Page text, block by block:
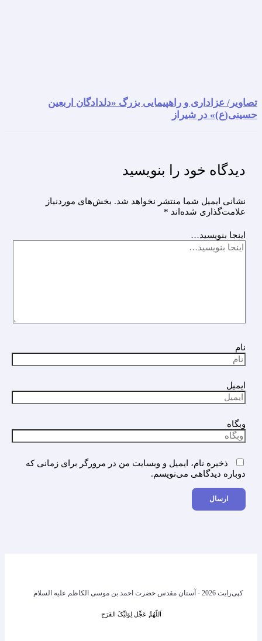
تصاویر/ عزاداری و راهپیمایی بزرگ «دلدادگان اربعین
حسینی(ع)» در شیراز
دیدگاه‌ خود را بنویسید
نشانی ایمیل شما منتشر نخواهد شد. بخش‌های موردنیاز
علامت‌گذاری شده‌اند *
اینجا بنویسید…
نام
ایمیل
وبگاه
ذخیره نام، ایمیل و وبسایت من در مرورگر برای زمانی که
دوباره دیدگاهی می‌نویسم.
کپی‌رایت 2026 - آستان مقدس حضرت احمد بن موسی الکاظم علیه السلام
اَللّهُمَّ عَجِّل لِوَلیِّکَ الفَرَج